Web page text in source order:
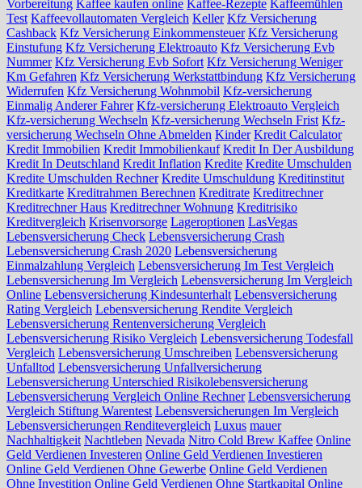
Vorbereitung Kaffee kaufen online Kaffee-Rezepte Kaffeemühlen
Test Kaffeevollautomaten Vergleich Keller Kfz Versicherung
Cashback Kfz Versicherung Einkommensteuer Kfz Versicherung
Einstufung Kfz Versicherung Elektroauto Kfz Versicherung Evb
Nummer Kfz Versicherung Evb Sofort Kfz Versicherung Weniger
Km Gefahren Kfz Versicherung Werkstattbindung Kfz Versicherung
Widerrufen Kfz Versicherung Wohnmobil Kfz-versicherung
Einmalig Anderer Fahrer Kfz-versicherung Elektroauto Vergleich
Kfz-versicherung Wechseln Kfz-versicherung Wechseln Frist Kfz-
versicherung Wechseln Ohne Abmelden Kinder Kredit Calculator
Kredit Immobilien Kredit Immobilienkauf Kredit In Der Ausbildung
Kredit In Deutschland Kredit Inflation Kredite Kredite Umschulden
Kredite Umschulden Rechner Kredite Umschuldung Kreditinstitut
Kreditkarte Kreditrahmen Berechnen Kreditrate Kreditrechner
Kreditrechner Haus Kreditrechner Wohnung Kreditrisiko
Kreditvergleich Krisenvorsorge Lageroptionen LasVegas
Lebensversicherung Check Lebensversicherung Crash
Lebensversicherung Crash 2020 Lebensversicherung
Einmalzahlung Vergleich Lebensversicherung Im Test Vergleich
Lebensversicherung Im Vergleich Lebensversicherung Im Vergleich
Online Lebensversicherung Kindesunterhalt Lebensversicherung
Rating Vergleich Lebensversicherung Rendite Vergleich
Lebensversicherung Rentenversicherung Vergleich
Lebensversicherung Risiko Vergleich Lebensversicherung Todesfall
Vergleich Lebensversicherung Umschreiben Lebensversicherung
Unfalltod Lebensversicherung Unfallversicherung
Lebensversicherung Unterschied Risikolebensversicherung
Lebensversicherung Vergleich Online Rechner Lebensversicherung
Vergleich Stiftung Warentest Lebensversicherungen Im Vergleich
Lebensversicherungen Renditevergleich Luxus mauer
Nachhaltigkeit Nachtleben Nevada Nitro Cold Brew Kaffee Online
Geld Verdienen Investeren Online Geld Verdienen Investieren
Online Geld Verdienen Ohne Gewerbe Online Geld Verdienen
Ohne Investition Online Geld Verdienen Ohne Startkapital Online